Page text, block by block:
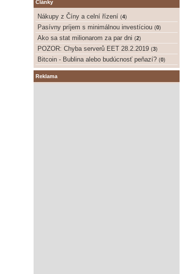
Články
Nákupy z Číny a celní řízení (4)
Pasívny príjem s minimálnou investíciou (0)
Ako sa stat milionarom za par dni (2)
POZOR: Chyba serverů EET 28.2.2019 (3)
Bitcoin - Bublina alebo budúcnosť peňazí? (0)
Reklama